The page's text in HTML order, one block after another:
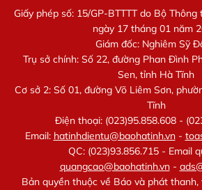
Giấy phép số: 15/GP-BTTTT do Bộ
ngày 17 tháng 01 năm
Giám đốc: Nghiêm Sỹ
Trụ sở chính: Số 22, đường Phan Đình
Sen, tỉnh Hà Tĩnh
Cơ sở 2: Số 01, đường Võ Liêm Sơn,
Tĩnh
Điện thoại: (023)95.858.608 -
Email: hatinhdientu@baohatinh.vn-
QC: (023)93.856.715 - Email
quangcao@baohatinh.vn-
Bản quyền thuộc về Báo và phát thanh,